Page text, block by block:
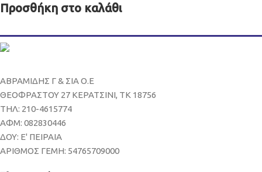
Προσθήκη στο καλάθι
ΑΒΡΑΜΙΔΗΣ Γ & ΣΙΑ Ο.Ε
ΘΕΟΦΡΑΣΤΟΥ 27 ΚΕΡΑΤΣΙΝΙ, ΤΚ 18756
ΤΗΛ: 210-4615774
ΑΦΜ: 082830446
ΔΟΥ: Ε' ΠΕΙΡΑΙΑ
ΑΡΙΘΜΟΣ ΓΕΜΗ: 54765709000